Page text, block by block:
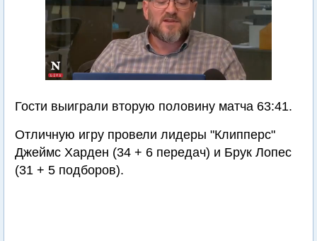
Гости выиграли вторую половину матча 63:41.
Отличную игру провели лидеры "Клипперс"
Джеймс Харден (34 + 6 передач) и Брук Лопес
(31 + 5 подборов).